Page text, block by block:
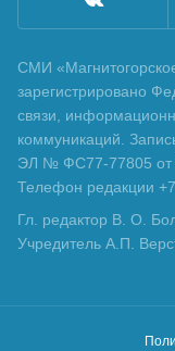
СМИ
зарегистрировано
связи,
коммуникаций.
ЭЛ № ФС77-77805 от
Телефон редакции
Гл. редактор В. О.
Учредитель А.П.